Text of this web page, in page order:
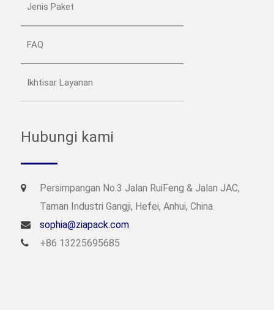
Jenis Paket
FAQ
Ikhtisar Layanan
Hubungi kami
Persimpangan No.3 Jalan RuiFeng & Jalan JAC,
Taman Industri Gangji, Hefei, Anhui, China
sophia@ziapack.com
+86 13225695685